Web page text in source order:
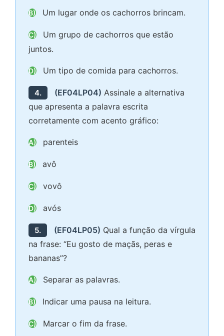
B) Um lugar onde os cachorros brincam.
C)
Um grupo de cachorros que estão
juntos.
D) Um tipo de comida para cachorros.
4. (EF04LP04) Assinale a alternativa
que apresenta a palavra escrita
corretamente com acento gráfico:
A) parenteis
B) avô
C) vovô
D) avós
5. (EF04LP05) Qual a função da vírgula
na frase: “Eu gosto de maçãs, peras e
bananas”?
A) Separar as palavras.
B) Indicar uma pausa na leitura.
C) Marcar o fim da frase.